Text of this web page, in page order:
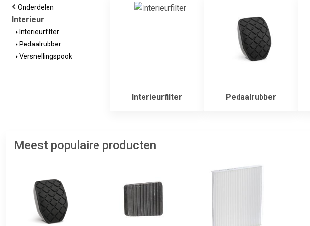
Onderdelen
Interieur
Interieurfilter
Pedaalrubber
Versnellingspook
Interieurfilter Pedaalrubber
Meest populaire producten